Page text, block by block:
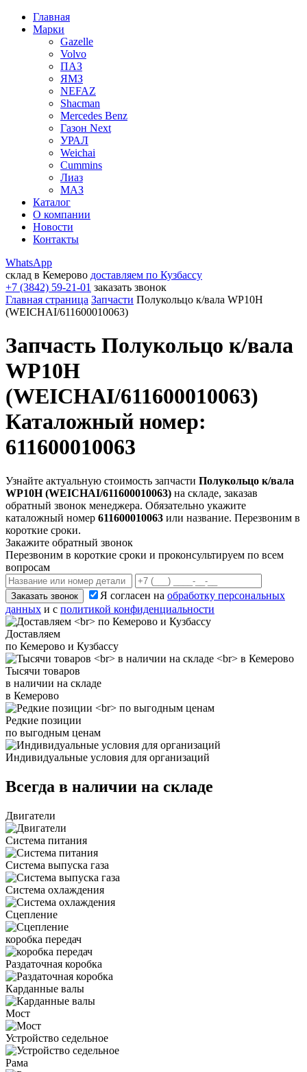
Главная
Марки
Gazelle
Volvo
ПАЗ
ЯМЗ
NEFAZ
Shacman
Mercedes Benz
Газон Next
УРАЛ
Weichai
Cummins
Лиаз
МАЗ
Каталог
О компании
Новости
Контакты
WhatsApp
склад в Кемерово доставляем по Кузбассу
+7 (3842) 59-21-01 заказать звонок
Главная страница Запчасти Полукольцо к/вала WP10H
(WEICHAI/611600010063)
Запчасть Полукольцо к/вала
WP10H
(WEICHAI/611600010063)
Каталожный номер:
611600010063
Узнайте актуальную стоимость запчасти Полукольцо к/вала
WP10H (WEICHAI/611600010063) на складе, заказав
обратный звонок менеджера. Обязательно укажите
каталожный номер 611600010063 или название. Перезвоним в
короткие сроки.
Закажите обратный звонок
Перезвоним в короткие сроки и проконсультируем по всем
вопросам
Заказать звонок Я согласен на обработку персональных
данных и с политикой конфиденциальности
Доставляем
по Кемерово и Кузбассу
Тысячи товаров
в наличии на складе
в Кемерово
Редкие позиции
по выгодным ценам
Индивидуальные условия для организаций
Всегда в наличии на складе
Двигатели
Система питания
Система выпуска газа
Система охлаждения
Сцепление
коробка передач
Раздаточная коробка
Карданные валы
Мост
Устройство седельное
Рама